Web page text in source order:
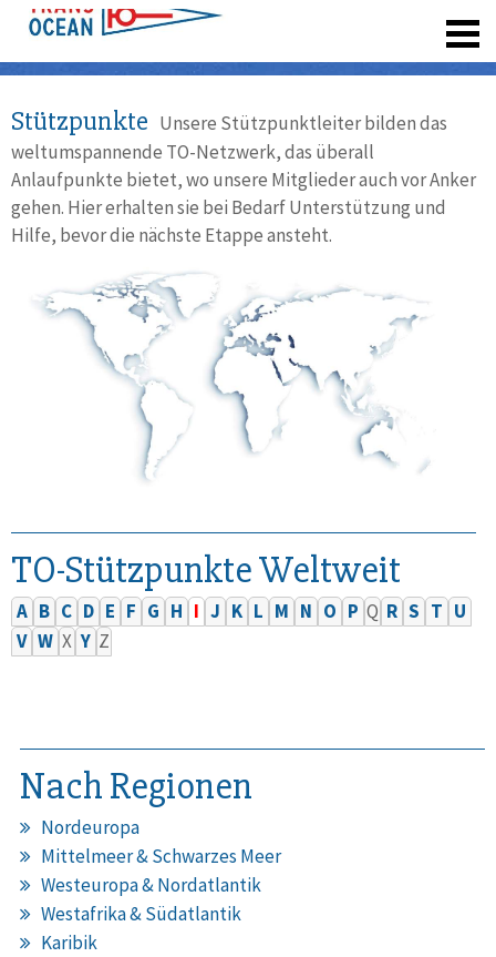
Stützpunkte Unsere Stützpunktleiter bilden das
weltumspannende TO-Netzwerk, das überall
Anlaufpunkte bietet, wo unsere Mitglieder auch vor Anker
gehen. Hier erhalten sie bei Bedarf Unterstützung und
Hilfe, bevor die nächste Etappe ansteht.
TO-Stützpunkte Weltweit
A B C D E F G H I J K L M N O P Q R S T U
V W X Y Z
Nach Regionen
Nordeuropa
Mittelmeer & Schwarzes Meer
Westeuropa & Nordatlantik
Westafrika & Südatlantik
Karibik